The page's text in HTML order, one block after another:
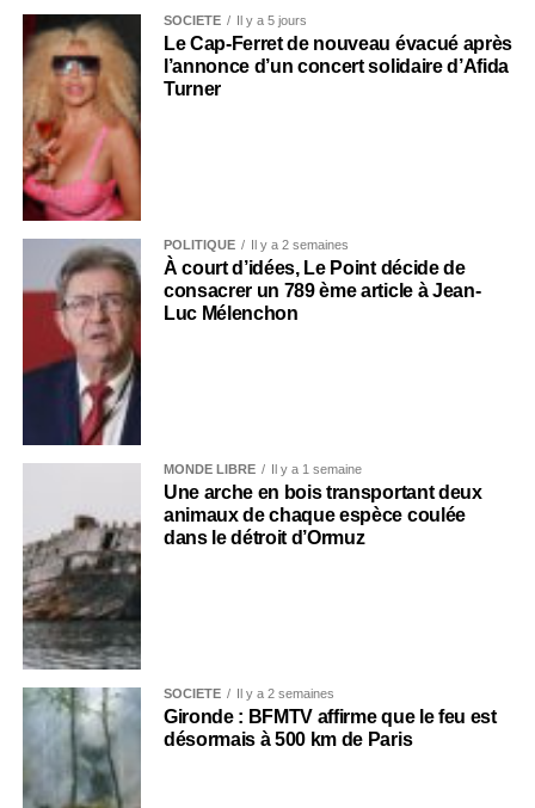
SOCIÉTÉ Il y a 5 jours
Le Cap-Ferret de nouveau évacué après
l’annonce d’un concert solidaire d’Afida
Turner
POLITIQUE Il y a 2 semaines
À court d’idées, Le Point décide de
consacrer un 789 ème article à Jean-
Luc Mélenchon
MONDE LIBRE Il y a 1 semaine
Une arche en bois transportant deux
animaux de chaque espèce coulée
dans le détroit d’Ormuz
SOCIÉTÉ Il y a 2 semaines
Gironde : BFMTV affirme que le feu est
désormais à 500 km de Paris